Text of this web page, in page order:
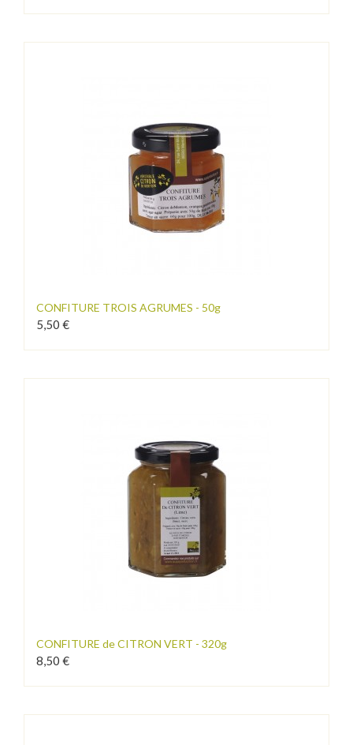
CONFITURE TROIS AGRUMES - 50g
5,50 €
CONFITURE de CITRON VERT - 320g
8,50 €